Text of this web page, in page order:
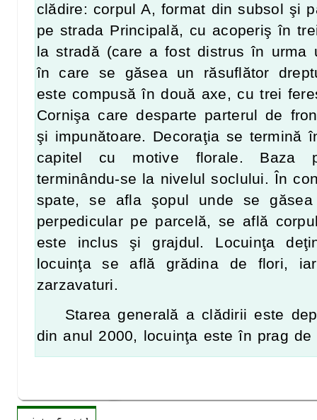
clădire: corpul A, format din subsol şi
pe strada Principală, cu acoperiş în
la stradă (care a fost distrus în urma
în care se găsea un răsuflător
este compusă în două axe, cu trei
Cornişa care desparte parterul de
şi impunătoare. Decoraţia se termină
capitel cu motive florale. Baza
terminându-se la nivelul soclului. În
spate, se afla şopul unde se
perpedicular pe parcelă, se află
este inclus şi grajdul. Locuinţa
locuinţa se află grădina de flori,
zarzavaturi.
Starea generală a clădirii este
din anul 2000, locuinţa este în prag de